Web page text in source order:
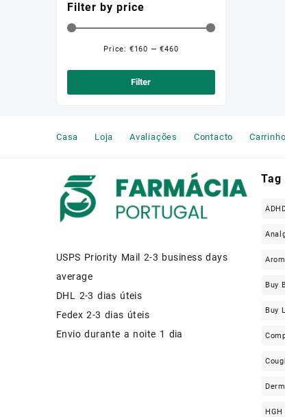
Medicamentos
Medicamentos para a Ansiedade
Medicamentos Para Dormir
Other
Remédio Para a Dor
Steroids
Weight Loss Pills Portugal
Filter by price
Filter
Price: €160 —€460
Casa Loja Avaliações Contacto Carrinho
USPS Priority Mail 2-3 business days
average
DHL 2-3 dias úteis
Fedex 2-3 dias úteis
Envio durante a noite 1 dia
Tag
Buy
Buy
HGH